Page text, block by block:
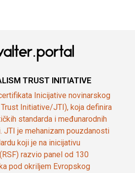
TRUST INITIATIVE
Inicijative novinarskog
Initiative/JTI), koja definira
standarda i međunarodnih
JTI je mehanizam pouzdanosti
koji je na inicijativu
razvio panel od 130
pod okriljem Evropskog